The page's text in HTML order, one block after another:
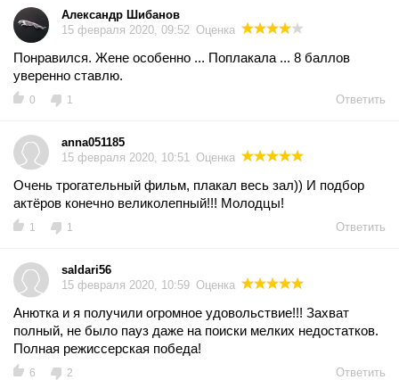
Александр Шибанов
15 февраля 2020, 09:52 Оценка
Понравился. Жене особенно ... Поплакала ... 8 баллов
уверенно ставлю.
0 1 Ответить
anna051185
15 февраля 2020, 10:51 Оценка
Очень трогательный фильм, плакал весь зал)) И подбор
актёров конечно великолепный!!! Молодцы!
1 1 Ответить
saldari56
15 февраля 2020, 10:59 Оценка
Анютка и я получили огромное удовольствие!!! Захват
полный, не было пауз даже на поиски мелких недостатков.
Полная режиссерская победа!
6 2 Ответить